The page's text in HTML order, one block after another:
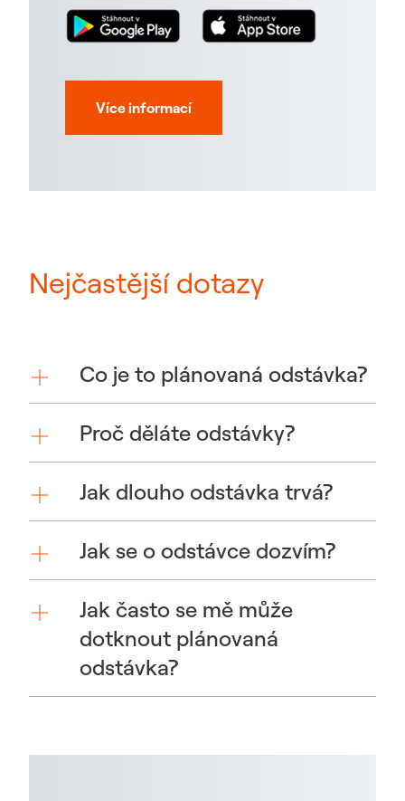
Více informací
Nejčastější dotazy
Co je to plánovaná odstávka?
Proč děláte odstávky?
Jak dlouho odstávka trvá?
Jak se o odstávce dozvím?
Jak často se mě může
dotknout plánovaná
odstávka?